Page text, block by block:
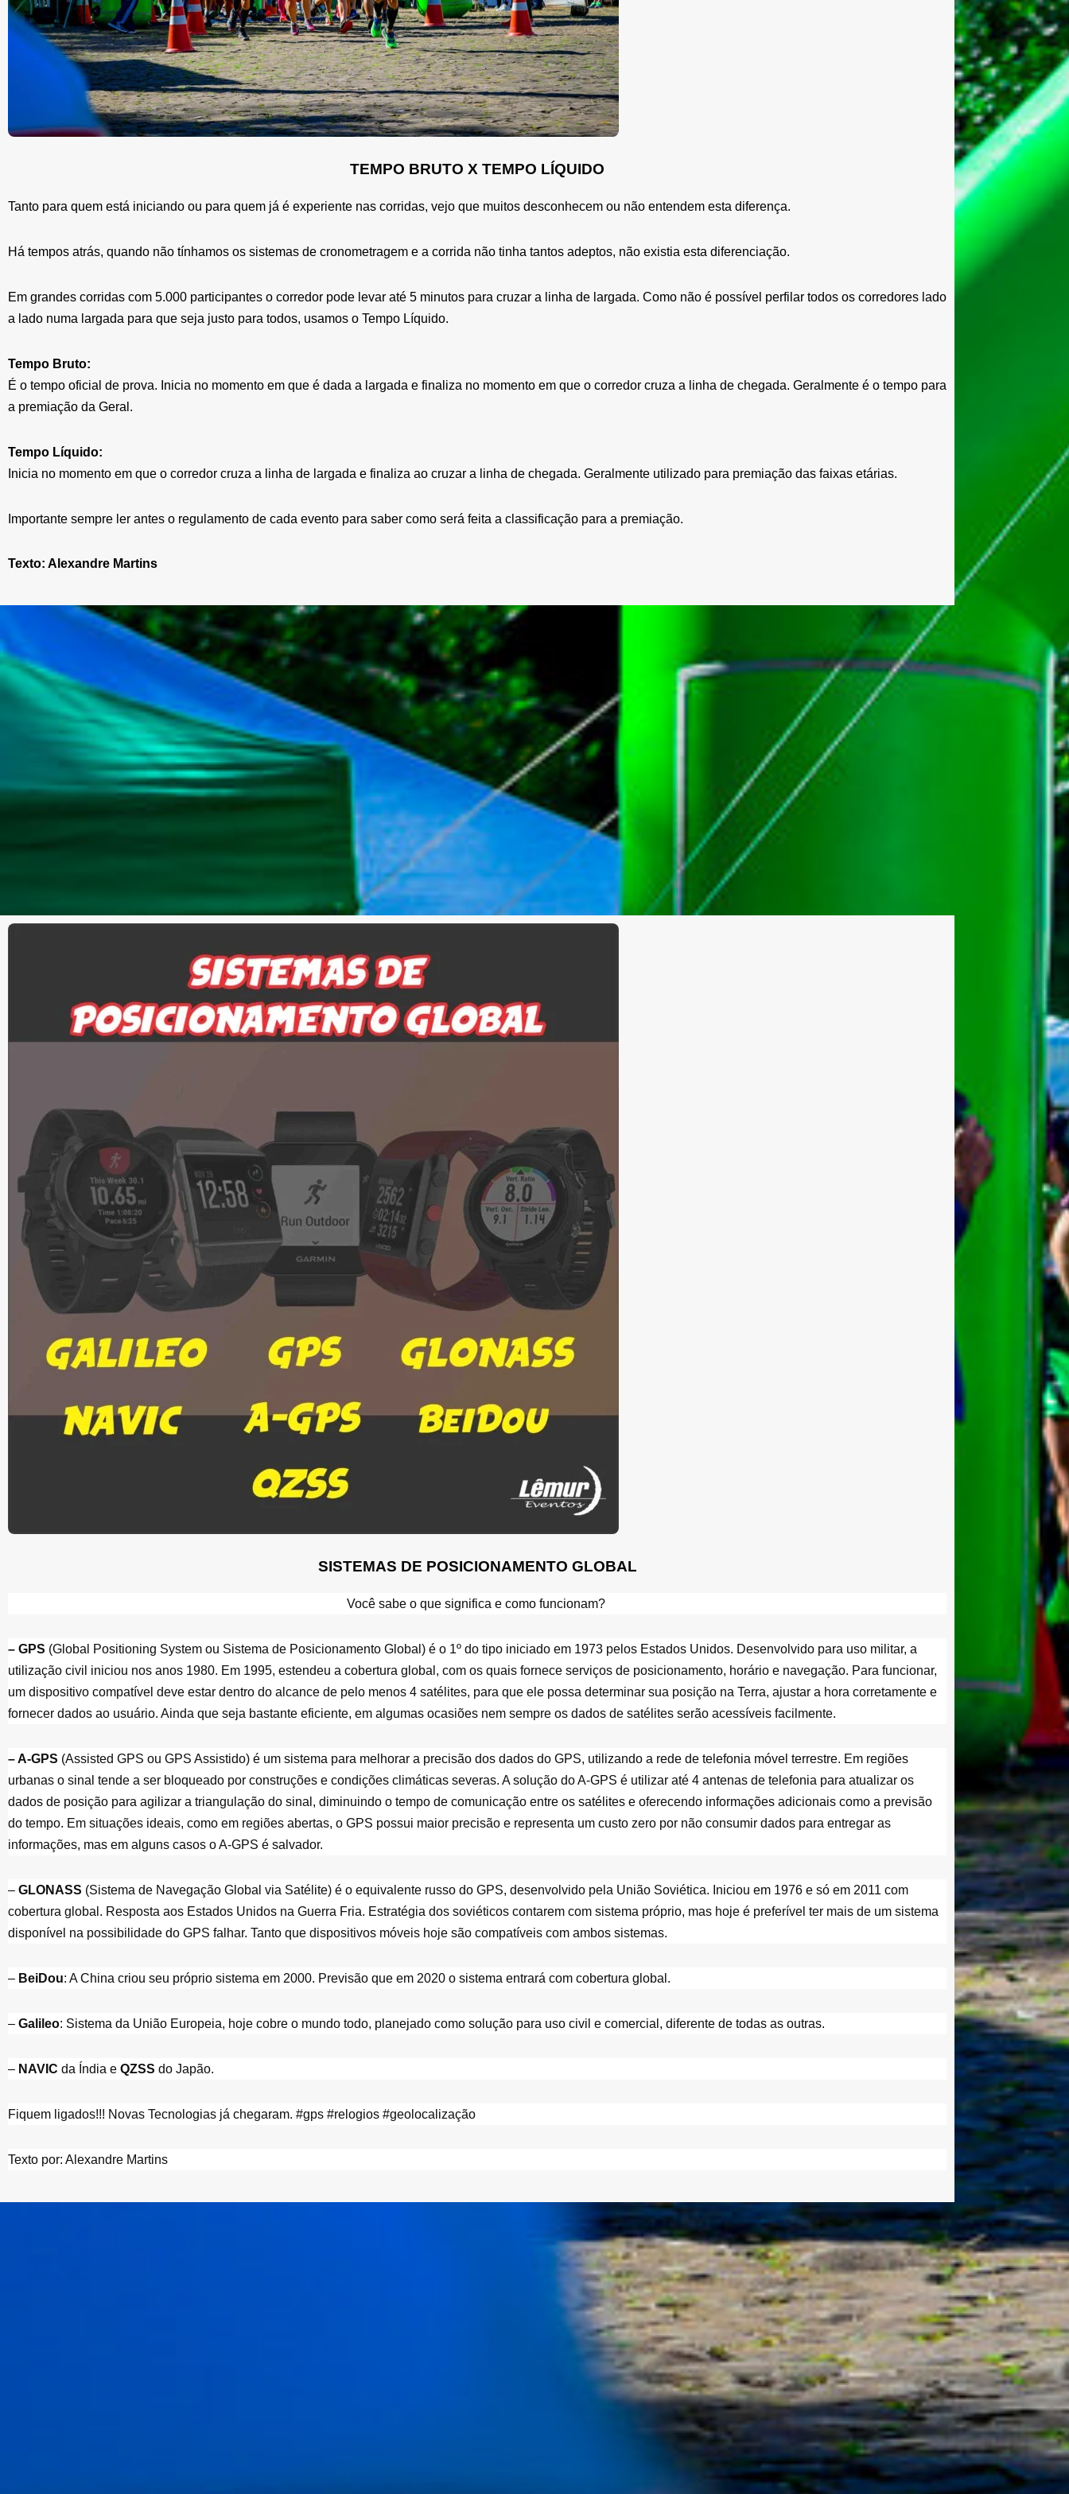
TEMPO BRUTO X TEMPO LÍQUIDO
Tanto para quem está iniciando ou para quem já é experiente nas corridas, vejo que muitos desconhecem ou não entendem esta diferença.
Há tempos atrás, quando não tínhamos os sistemas de cronometragem e a corrida não tinha tantos adeptos, não existia esta diferenciação.
Em grandes corridas com 5.000 participantes o corredor pode levar até 5 minutos para cruzar a linha de largada. Como não é possível perfilar todos os corredores lado
a lado numa largada para que seja justo para todos, usamos o Tempo Líquido.
Tempo Bruto:
É o tempo oficial de prova. Inicia no momento em que é dada a largada e finaliza no momento em que o corredor cruza a linha de chegada. Geralmente é o tempo para
a premiação da Geral.
Tempo Líquido:
Inicia no momento em que o corredor cruza a linha de largada e finaliza ao cruzar a linha de chegada. Geralmente utilizado para premiação das faixas etárias.
Importante sempre ler antes o regulamento de cada evento para saber como será feita a classificação para a premiação.
Texto: Alexandre Martins
SISTEMAS DE POSICIONAMENTO GLOBAL
Você sabe o que significa e como funcionam?
– GPS (Global Positioning System ou Sistema de Posicionamento Global) é o 1º do tipo iniciado em 1973 pelos Estados Unidos. Desenvolvido para uso militar, a
utilização civil iniciou nos anos 1980. Em 1995, estendeu a cobertura global, com os quais fornece serviços de posicionamento, horário e navegação. Para funcionar,
um dispositivo compatível deve estar dentro do alcance de pelo menos 4 satélites, para que ele possa determinar sua posição na Terra, ajustar a hora corretamente e
fornecer dados ao usuário. Ainda que seja bastante eficiente, em algumas ocasiões nem sempre os dados de satélites serão acessíveis facilmente.
– A-GPS (Assisted GPS ou GPS Assistido) é um sistema para melhorar a precisão dos dados do GPS, utilizando a rede de telefonia móvel terrestre. Em regiões
urbanas o sinal tende a ser bloqueado por construções e condições climáticas severas. A solução do A-GPS é utilizar até 4 antenas de telefonia para atualizar os
dados de posição para agilizar a triangulação do sinal, diminuindo o tempo de comunicação entre os satélites e oferecendo informações adicionais como a previsão
do tempo. Em situações ideais, como em regiões abertas, o GPS possui maior precisão e representa um custo zero por não consumir dados para entregar as
informações, mas em alguns casos o A-GPS é salvador.
– GLONASS (Sistema de Navegação Global via Satélite) é o equivalente russo do GPS, desenvolvido pela União Soviética. Iniciou em 1976 e só em 2011 com
cobertura global. Resposta aos Estados Unidos na Guerra Fria. Estratégia dos soviéticos contarem com sistema próprio, mas hoje é preferível ter mais de um sistema
disponível na possibilidade do GPS falhar. Tanto que dispositivos móveis hoje são compatíveis com ambos sistemas.
– BeiDou: A China criou seu próprio sistema em 2000. Previsão que em 2020 o sistema entrará com cobertura global.
– Galileo: Sistema da União Europeia, hoje cobre o mundo todo, planejado como solução para uso civil e comercial, diferente de todas as outras.
– NAVIC da Índia e QZSS do Japão.
Fiquem ligados!!! Novas Tecnologias já chegaram. #gps #relogios #geolocalização
Texto por: Alexandre Martins